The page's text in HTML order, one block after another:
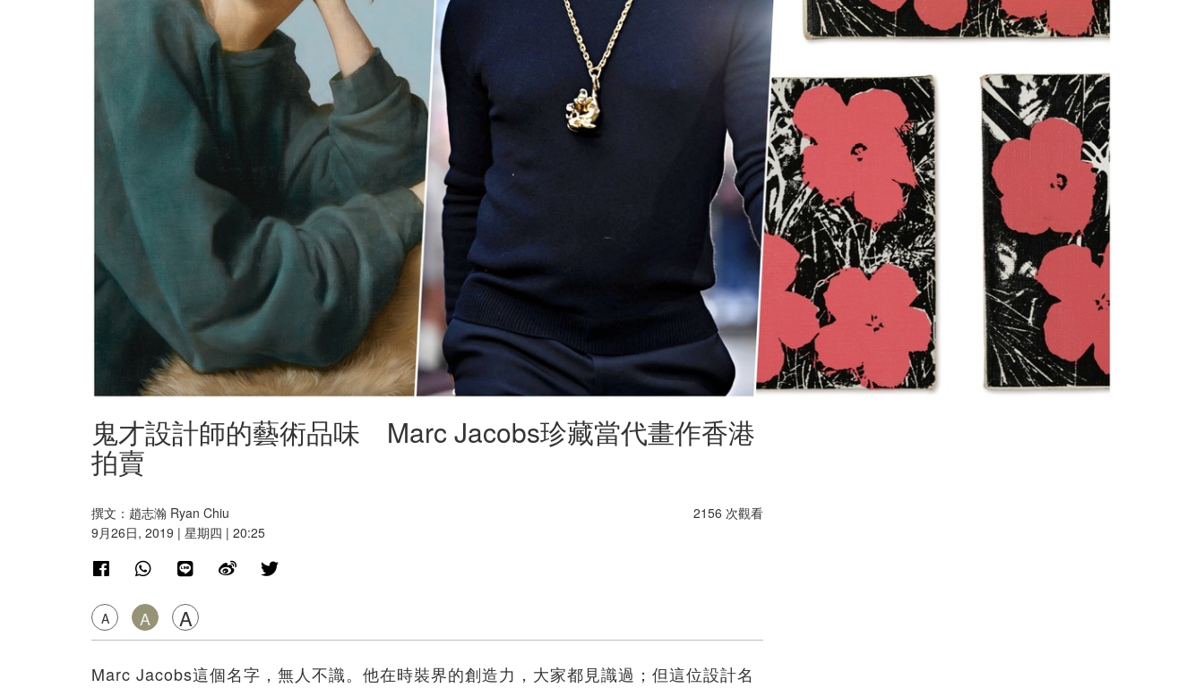
鬼才設計師的藝術品味 Marc Jacobs珍藏當代畫作香港
拍賣
撰文：趙志瀚 Ryan Chiu
9月26日, 2019 | 星期四 | 20:25
A A A
2156 次觀看
Marc Jacobs這個名字，無人不識。他在時裝界的創造力，大家都見識過；但這位設計名